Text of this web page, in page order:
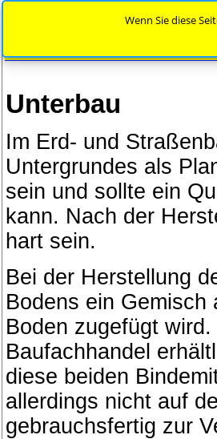
Unterbau
Im Erd- und
Untergrundes als
sein und sollte ein
kann. Nach der
hart sein.
Bei der Herstellung
Bodens ein
Boden zugefügt
Baufachhandel
diese beiden
allerdings nicht auf
gebrauchsfertig zur
Wenn Sie diese